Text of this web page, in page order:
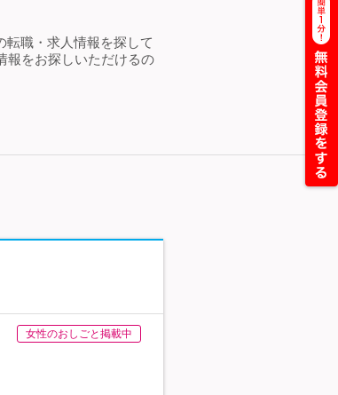
転職・求人情報を探して
報をお探しいただけるの
女性のおしごと掲載中